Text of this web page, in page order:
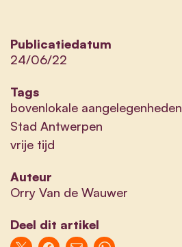
Publicatiedatum
24/06/22
Tags
bovenlokale aangelegenheden
Stad Antwerpen
vrije tijd
Auteur
Orry Van de Wauwer
Deel dit artikel